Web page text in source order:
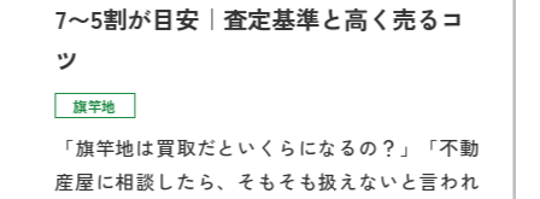
7〜5割が目安｜査定基準と高く売るコ
ツ
旗竿地
「旗竿地は買取だといくらになるの？」「不動
産屋に相談したら、そもそも扱えないと言われ